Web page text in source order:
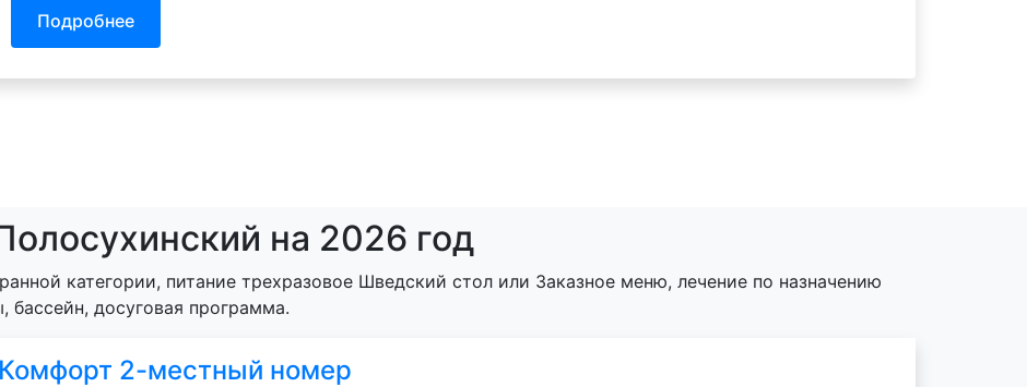
Подробнее
на 2026 год
категории, питание трехразовое Шведский стол или Заказное меню, лечение по назначению
бассейн, досуговая программа.
Комфорт 2-местный номер